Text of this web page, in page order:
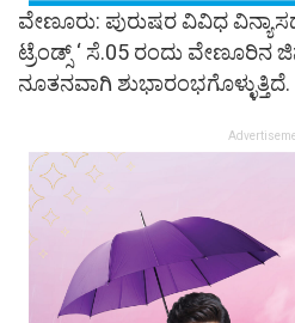
ವೇಣೂರು: ಪುರುಷರ ವಿವಿಧ
ಟ್ರೆಂಡ್ಸ್ ‘ ಸೆ.05 ರಂದು ವೇಣೂರಿನ
ನೂತನವಾಗಿ ಶುಭಾರಂಭಗೊಳ್ಳುತ್ತಿದೆ.